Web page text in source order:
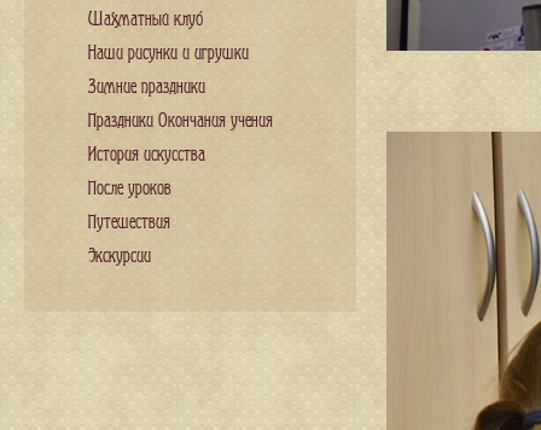
Шахматный клуб
Наши рисунки и игрушки
Зимние праздники
Праздники Окончания учения
История искусства
После уроков
Путешествия
Экскурсии